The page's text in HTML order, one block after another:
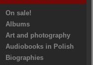
On sale!
Albums
Art and photography
Audiobooks in Polish
Biographies